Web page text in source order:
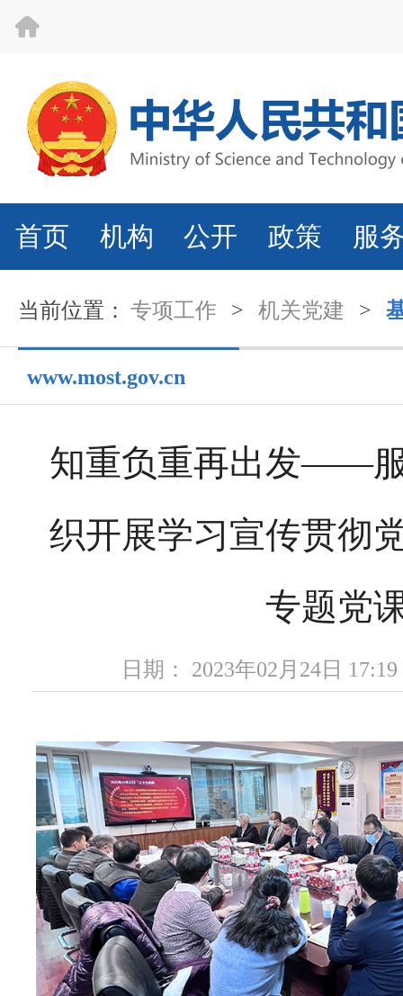
首页 机构 公开 政策 服
当前位置： 专项工作 > 机关党建 >
www.most.gov.cn
知重负重再出发——
织开展学习宣传贯彻
专题党
日期： 2023年02月24日